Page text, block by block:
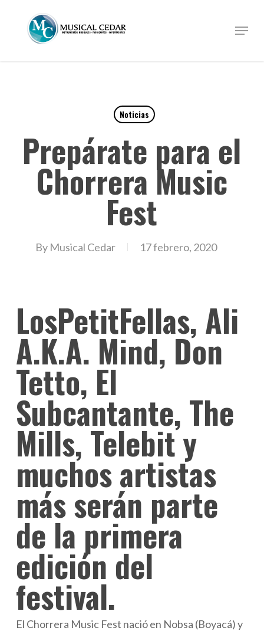
Menu
Noticias
Prepárate para el
Chorrera Music
Fest
By Musical Cedar 17 febrero, 2020
LosPetitFellas, Ali
A.K.A. Mind, Don
Tetto, El
Subcantante, The
Mills, Telebit y
muchos artistas
más serán parte
de la primera
edición del
festival.
El Chorrera Music Fest nació en Nobsa (Boyacá) y
Close